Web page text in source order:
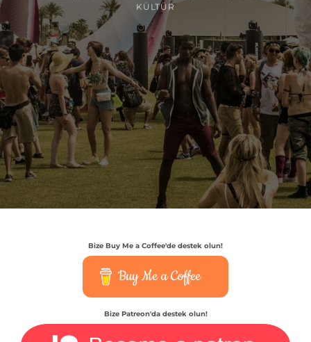
KÜLTÜR
Bize Buy Me a Coffee'de destek olun!
Buy Me a Coffee
Bize Patreon'da destek olun!